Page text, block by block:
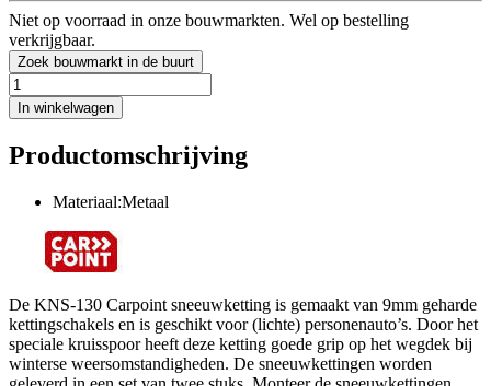
Niet op voorraad in onze bouwmarkten. Wel op bestelling
verkrijgbaar.
Zoek bouwmarkt in de buurt
In winkelwagen
Productomschrijving
Materiaal:Metaal
De KNS-130 Carpoint sneeuwketting is gemaakt van 9mm geharde
kettingschakels en is geschikt voor (lichte) personenauto’s. Door het
speciale kruisspoor heeft deze ketting goede grip op het wegdek bij
winterse weersomstandigheden. De sneeuwkettingen worden